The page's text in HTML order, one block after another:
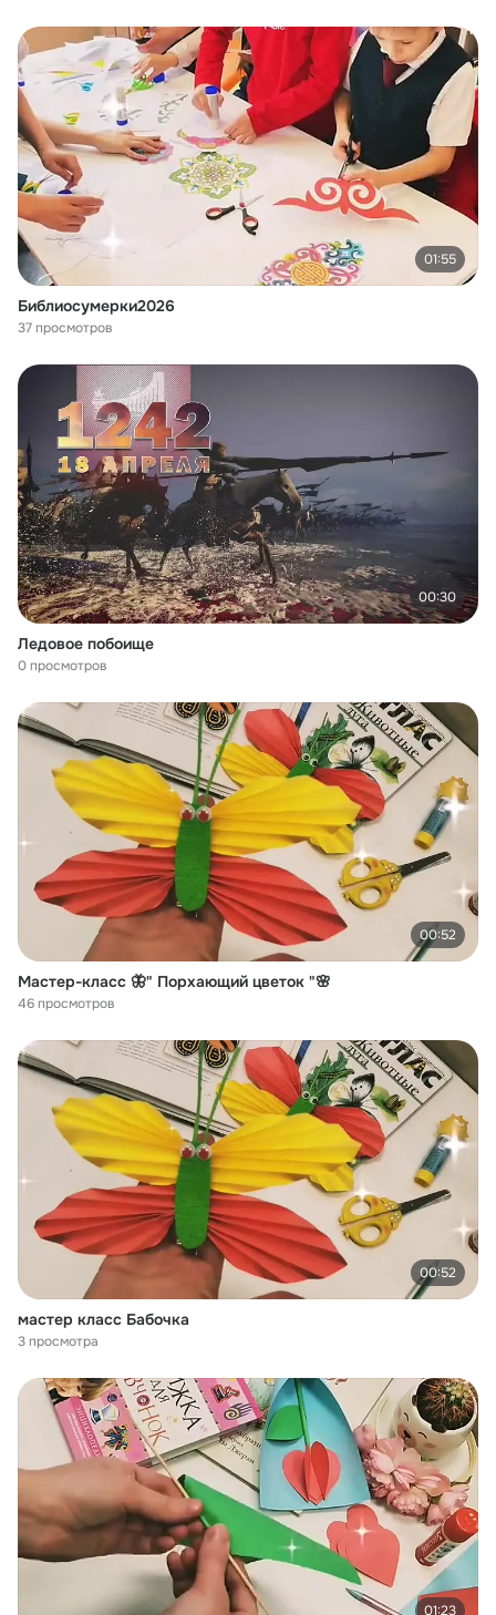
01:55
Библиосумерки2026
37 просмотров
00:30
Ледовое побоище
0 просмотров
00:52
Мастер-класс 🦋" Порхающий цветок "🌸
46 просмотров
00:52
мастер класс Бабочка
3 просмотра
01:23